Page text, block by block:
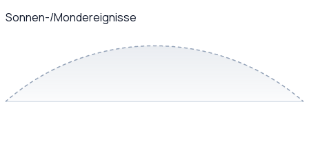
Sonnen-/Mondereignisse